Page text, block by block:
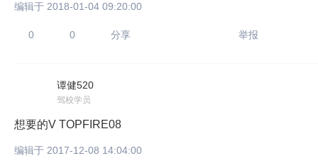
编辑于 2018-01-04 09:20:00
0 0 分享 举报
谭健520
驾校学员
想要的V TOPFIRE08
编辑于 2017-12-08 14:04:00